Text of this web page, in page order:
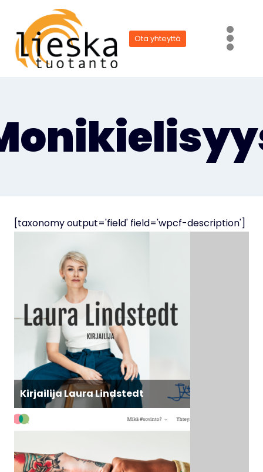
sisältöön
Ota yhteyttä
[taxonomy output='field' field='wpcf-description']
Kirjailija Laura Lindstedt